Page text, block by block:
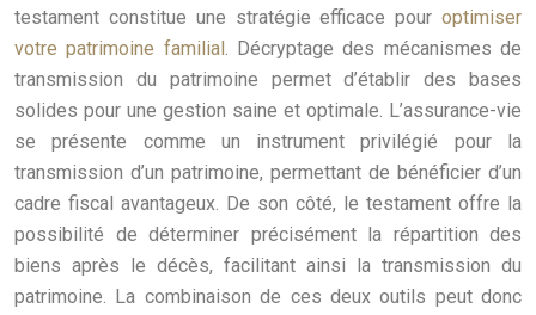
testament constitue une stratégie efficace pour optimiser
votre patrimoine familial . Décryptage des mécanismes de
transmission du patrimoine permet d’établir des bases
solides pour une gestion saine et optimale. L’assurance-vie
se présente comme un instrument privilégié pour la
transmission d’un patrimoine, permettant de bénéficier d’un
cadre fiscal avantageux. De son côté, le testament offre la
possibilité de déterminer précisément la répartition des
biens après le décès, facilitant ainsi la transmission du
patrimoine. La combinaison de ces deux outils peut donc